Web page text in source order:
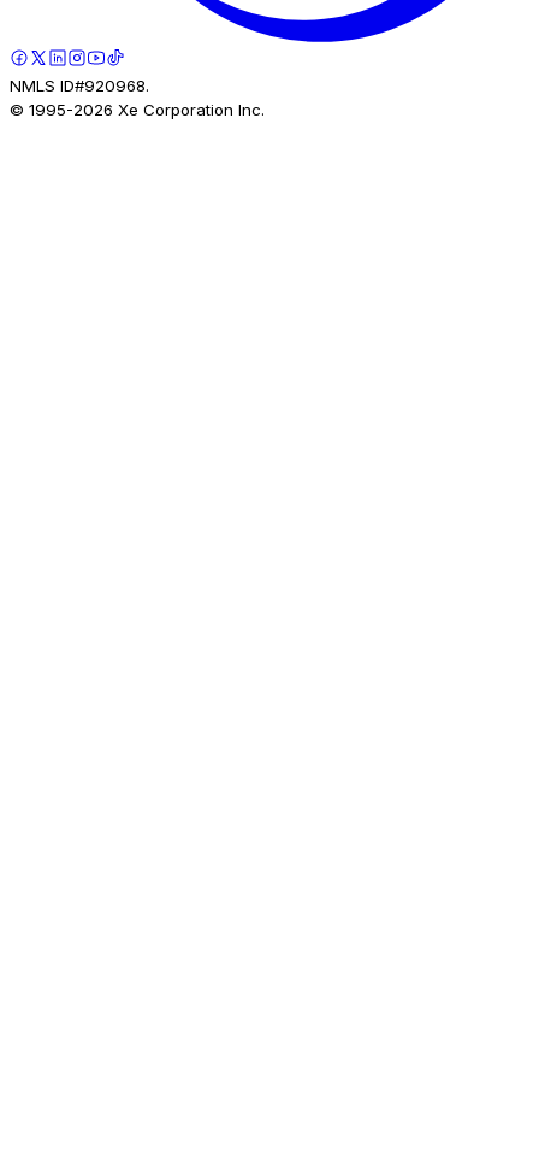
NMLS ID#920968.
© 1995-2026 Xe Corporation Inc.